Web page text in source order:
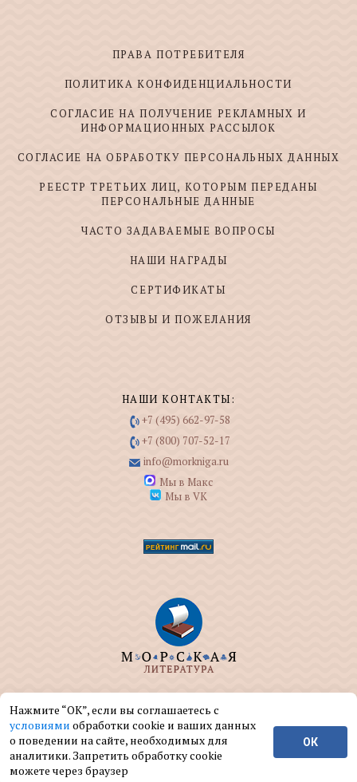
ПРАВА ПОТРЕБИТЕЛЯ
ПОЛИТИКА КОНФИДЕНЦИАЛЬНОСТИ
СОГЛАСИЕ НА ПОЛУЧЕНИЕ РЕКЛАМНЫХ И
ИНФОРМАЦИОННЫХ РАССЫЛОК
СОГЛАСИЕ НА ОБРАБОТКУ ПЕРСОНАЛЬНЫХ ДАННЫХ
РЕЕСТР ТРЕТЬИХ ЛИЦ, КОТОРЫМ ПЕРЕДАНЫ
ПЕРСОНАЛЬНЫЕ ДАННЫЕ
ЧАСТО ЗАДАВАЕМЫЕ ВОПРОСЫ
НАШИ НАГРАДЫ
СЕРТИФИКАТЫ
ОТЗЫВЫ И ПОЖЕЛАНИЯ
НАШИ КОНТАКТЫ:
+7 (495) 662-97-58
+7 (800) 707-52-17
info@morkniga.ru
Мы в Макс
Мы в VK
ООО "МОРКНИГА" занимается изданием и
реализацией книг на морскую тематику.
© ООО "МОРКНИГА", 2004 — 2026 г.
Нажмите “ОК”, если вы соглашаетесь с
условиями обработки cookie и ваших данных
о поведении на сайте, необходимых для
аналитики. Запретить обработку cookie
можете через браузер
ОК